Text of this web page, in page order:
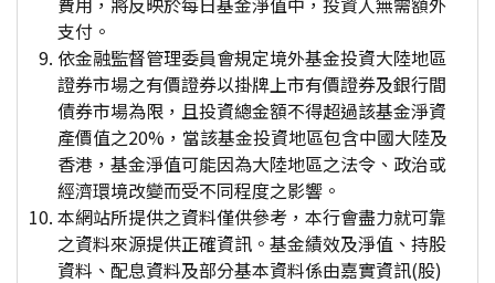
支付。
依金融監督管理委員會規定境外基金投資大陸地區
證券市場之有價證券以掛牌上市有價證券及銀行間
債券市場為限，且投資總金額不得超過該基金淨資
產價值之20%，當該基金投資地區包含中國大陸及
香港，基金淨值可能因為大陸地區之法令、政治或
經濟環境改變而受不同程度之影響。
本網站所提供之資料僅供參考，本行會盡力就可靠
之資料來源提供正確資訊。基金績效及淨值、持股
資料、配息資料及部分基本資料係由嘉實資訊(股)